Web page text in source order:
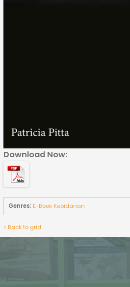
Download Now:
Genres:E-Book Kebidanan
< Back to grid